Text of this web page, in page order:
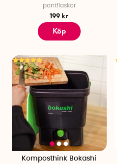
pantflaskor
199 kr
Köp
Komposthink Bokashi